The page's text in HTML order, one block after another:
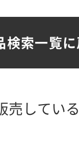
検索一覧
売してい